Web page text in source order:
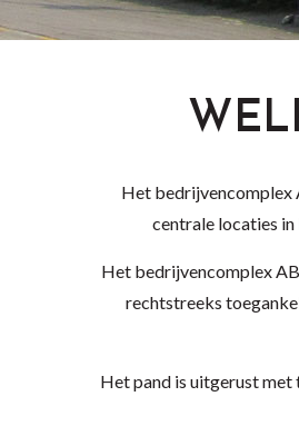
Het bedrijvencomplex
centrale locaties
Het bedrijvencomplex
rechtstreeks
Het pand is uitgerust met